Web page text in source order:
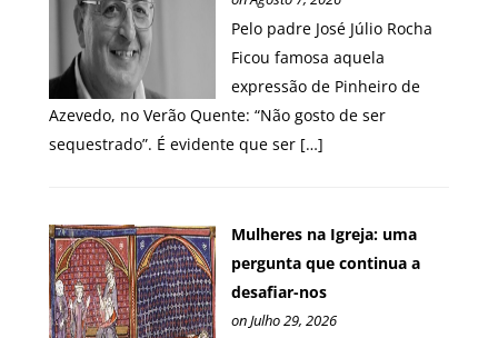
Pelo padre José Júlio Rocha
Ficou famosa aquela
expressão de Pinheiro de
Azevedo, no Verão Quente: “Não gosto de ser
sequestrado”. É evidente que ser […]
Mulheres na Igreja: uma
pergunta que continua a
desafiar-nos
on Julho 29, 2026